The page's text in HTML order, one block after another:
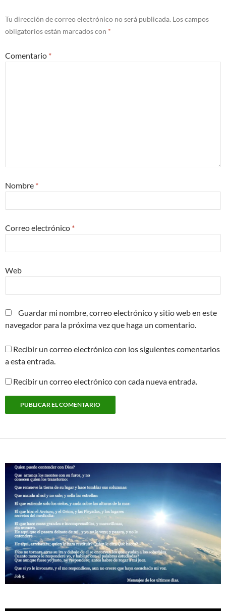
Tu dirección de correo electrónico no será publicada. Los campos
obligatorios están marcados con *
Comentario *
Nombre *
Correo electrónico *
Web
Guardar mi nombre, correo electrónico y sitio web en este
navegador para la próxima vez que haga un comentario.
Recibir un correo electrónico con los siguientes comentarios
a esta entrada.
Recibir un correo electrónico con cada nueva entrada.